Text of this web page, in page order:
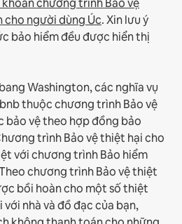
chương trình Bảo vệ
người dùng Úc. Xin lưu ý
bảo hiểm đều được hiển thị
Washington, các nghĩa vụ
thuộc chương trình Bảo vệ
vệ theo hợp đồng bảo
trình Bảo vệ thiệt hại cho
với chương trình Bảo hiểm
chương trình Bảo vệ thiệt
bồi hoàn cho một số thiệt
nhà và đồ đạc của bạn,